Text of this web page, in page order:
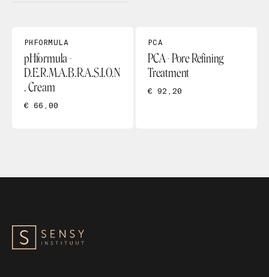
PHFORMULA
pHformula -
D.E.R.M.A.B.R.A.S.I.O.N
. Cream
€ 66,00
PCA
PCA - Pore Refining
Treatment
€ 92,20